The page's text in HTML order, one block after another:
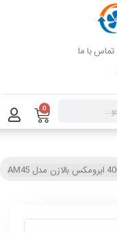
تماس با ما
0